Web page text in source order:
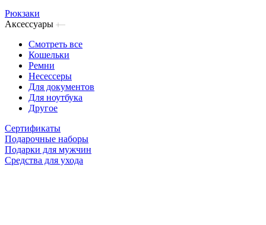
Рюкзаки
Аксессуары
Смотреть все
Кошельки
Ремни
Несессеры
Для документов
Для ноутбука
Другое
Сертификаты
Подарочные наборы
Подарки для мужчин
Средства для ухода